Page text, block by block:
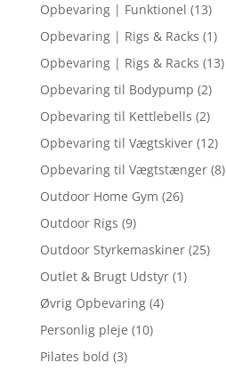
Opbevaring | Funktionel (13)
Opbevaring | Rigs & Racks (1)
Opbevaring | Rigs & Racks (13)
Opbevaring til Bodypump (2)
Opbevaring til Kettlebells (2)
Opbevaring til Vægtskiver (12)
Opbevaring til Vægtstænger (8)
Outdoor Home Gym (26)
Outdoor Rigs (9)
Outdoor Styrkemaskiner (25)
Outlet & Brugt Udstyr (1)
Øvrig Opbevaring (4)
Personlig pleje (10)
Pilates bold (3)